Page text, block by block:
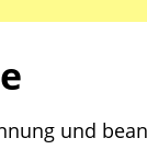
und